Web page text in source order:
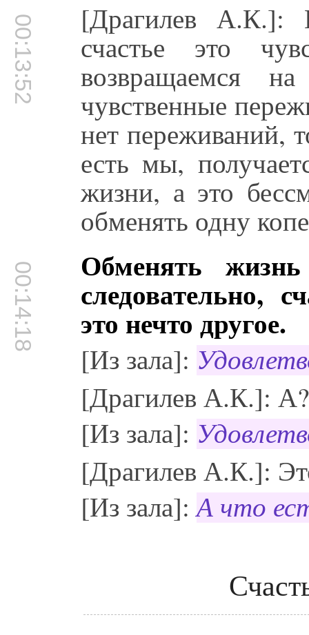
00:13:52 [Драгилев А.К.]:
счастье это
возвращаемся
чувственные
нет переживаний,
есть мы,
жизни, а это
обменять одну
00:14:18 Обменять
следовательно,
это нечто другое.
[Из зала]:
[Драгилев А.К.]: А?
[Из зала]:
[Драгилев А.К.]:
[Из зала]:А что